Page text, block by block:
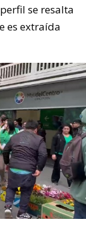
se resalta
es extraída